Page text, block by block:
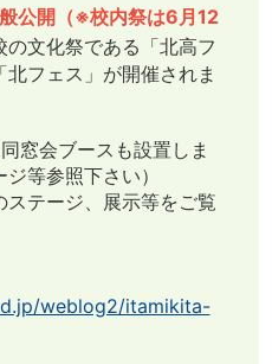
公開（※校内祭は6月12
の文化祭である「北高フ
フェス」が開催されま
窓会ブースも設置しま
等参照下さい）
テージ、展示等をご覧
weblog2/itamikita-